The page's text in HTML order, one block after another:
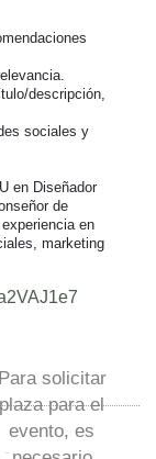
descripción,
sociales y
en Diseñador
de
en
marketing
Para solicitar
plaza para el
evento, es